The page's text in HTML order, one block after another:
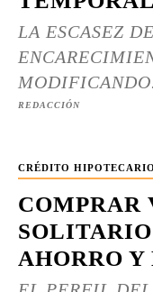
LA ESCASEZ
REDACCIÓN
CRÉDITO HIPOTECARIO
COMPRAR
AHORRO Y